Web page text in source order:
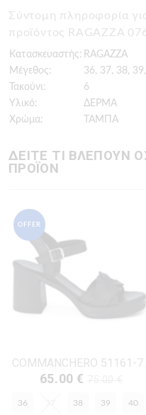
Σύντομη πληροφορία
προϊόντος RAGAZZA
Κατασκευαστής: RAGAZZA
Μέγεθος:
36, 37, 38,
Τακούνι:
6
Υλικό:
ΔΕΡΜΑ
Χρώμα:
ΤΑΜΠΑ
ΔΕΙΤΕ ΤΙ ΒΛΕΠΟΥΝ
ΠΡΟΪΟΝ
OFFER
65.00 €
36 38 39 40